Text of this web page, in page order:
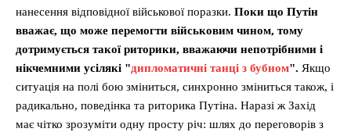
нанесення відповідної військової поразки. Поки що Путін
вважає, що може перемогти військовим чином, тому
дотримується такої риторики, вважаючи непотрібними і
нікчемними усілякі "дипломатичні танці з бубном". Якщо
ситуація на полі бою зміниться, синхронно зміниться також, і
радикально, поведінка та риторика Путіна. Наразі ж Захід
має чітко зрозуміти одну просту річ: шлях до переговорів з